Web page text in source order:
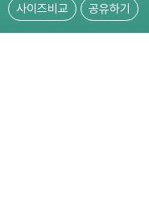
사이즈비교 공유하기